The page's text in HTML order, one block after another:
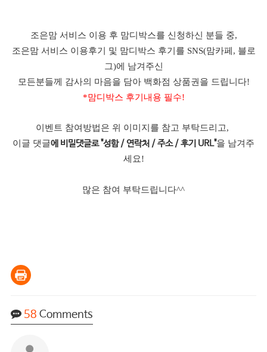
조은맘 서비스 이용 후 맘디박스를 신청하신 분들 중,
조은맘 서비스 이용후기 및 맘디박스 후기를 SNS(맘카페, 블로
그)에 남겨주신
모든분들께 감사의 마음을 담아 백화점 상품권을 드립니다!
*맘디박스 후기내용 필수!
이벤트 참여방법은 위 이미지를 참고 부탁드리고,
이글 댓글에 비밀댓글로 "성함 / 연락처 / 주소 / 후기 URL"을 남겨주
세요!
많은 참여 부탁드립니다^^
58 Comments